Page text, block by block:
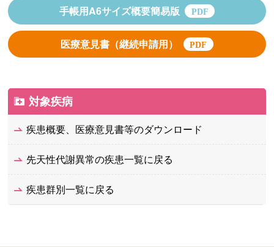
手帳用A6サイズ概要簡易版
医療意見書（継続申請用）
対象疾病
疾患概要、医療意見書等のダウンロード
先天性代謝異常の疾患一覧に戻る
疾患群別一覧に戻る